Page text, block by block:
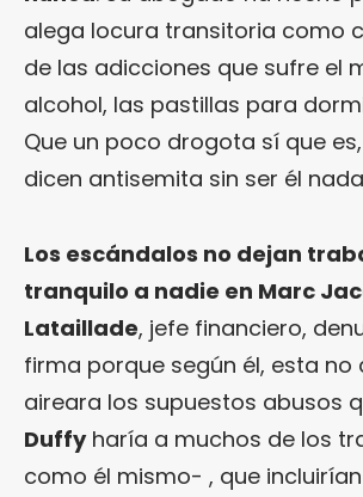
alega locura transitoria como
de las adicciones que sufre el
alcohol, las pastillas para
Que un poco drogota sí que
dicen antisemita sin ser él
Los escándalos no dejan
tranquilo a nadie en Marc
Lataillade, jefe financiero,
firma porque según él, esta no
aireara los supuestos abusos
Duffyharía a muchos de los
como él mismo- , que